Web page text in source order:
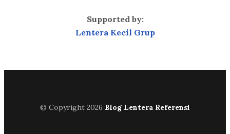
Supported by:
Lentera Kecil Grup
© Copyright 2026 Blog Lentera Referensi